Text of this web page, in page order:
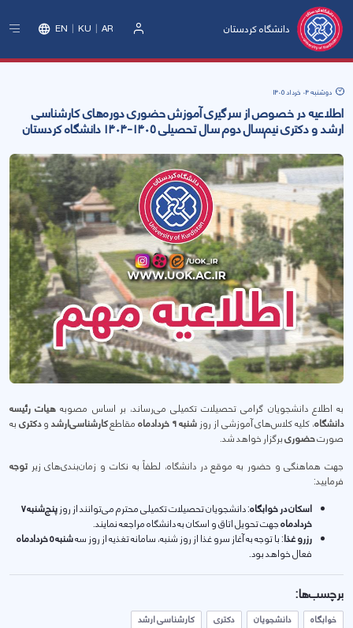
دانشگاه کردستان EN KU AR
دوشنبه 04 خرداد 1405
اطلاعیه در خصوص از سرگیری آموزش حضوری دوره‌های کارشناسی
ارشد و دکتری نیم‌سال دوم سال تحصیلی ۱۴۰۵-۱۴۰۴ دانشگاه کردستان
به اطلاع دانشجویان گرامی تحصیلات تکمیلی می‌رساند، بر اساس مصوبه هیات رئیسه
دانشگاه، کلیه کلاس‌های آموزشی از روزشنبه ۹ خردادماه مقاطعکارشناسی‌ارشدودکتریبه
صورتحضوریبرگزار خواهد شد.
جهت هماهنگی و حضور به موقع در دانشگاه، لطفاً به نکات و زمان‌بندی‌های زیر توجه
فرمایید:
اسکان در خوابگاه: دانشجویان تحصیلات تکمیلی محترم می‌توانند از روز
پنج‌شنبه ۷
خردادماهجهت تحویل اتاق و اسکان به دانشگاه مراجعه نمایند.
رزرو غذا: با توجه به آغاز سرو غذا از روز شنبه، سامانه تغذیه از روز سهشنبه ۵ خردادماه
فعال خواهد بود.
برچسب‌ها:
خوابگاه دانشجویان دکتری کارشناسی ارشد